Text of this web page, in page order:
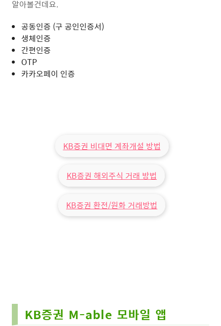
알아볼건데요.
공동인증 (구 공인인증서)
생체인증
간편인증
OTP
카카오페이 인증
KB증권 비대면 계좌개설 방법
KB증권 해외주식 거래 방법
KB증권 환전/원화 거래방법
KB증권 M-able 모바일 앱